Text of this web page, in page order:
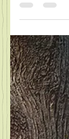
informations
2025